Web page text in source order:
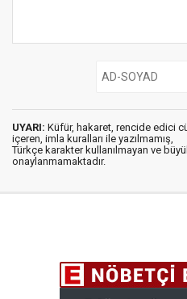
UYARI: Küfür, hakaret, rencide edici
içeren, imla kuralları ile yazılmamış,
Türkçe karakter kullanılmayan ve
onaylanmamaktadır.